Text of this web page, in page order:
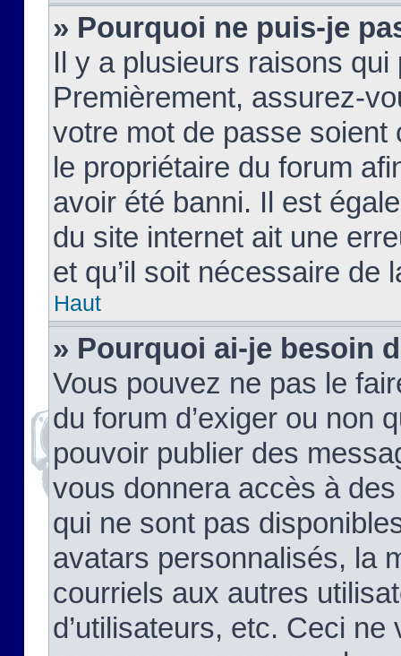
» Pourquoi ne puis-je
Il y a plusieurs raisons
Premièrement, assurez-
votre mot de passe soient
le propriétaire du forum
avoir été banni. Il est
du site internet ait une
et qu’il soit nécessaire de
Haut
» Pourquoi ai-je besoin
Vous pouvez ne pas le
du forum d’exiger ou non
pouvoir publier des
vous donnera accès à
qui ne sont pas
avatars personnalisés, la
courriels aux autres
d’utilisateurs, etc. Ceci